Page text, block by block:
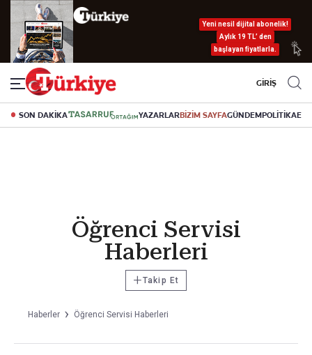
Yeni nesil dijital abonelik!
Aylık 19 TL’ den
başlayan fiyatlarla.
GİRİŞ
SON DAKİKA YAZARLARBİZİM SAYFAGÜNDEMPOLİTİKA
Öğrenci Servisi
Haberleri
+Takip Et
Haberler Öğrenci Servisi Haberleri